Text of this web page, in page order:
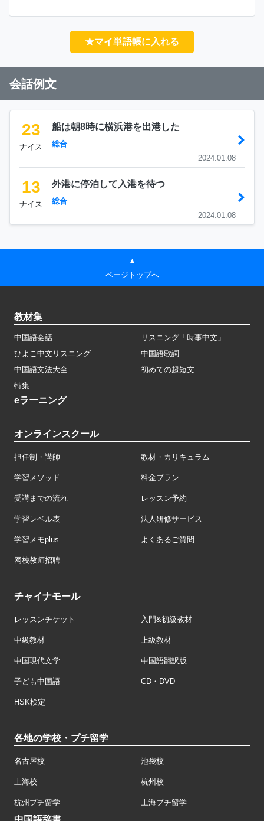
★マイ単語帳に入れる
会話例文
23
ナイス
船は朝8時に横浜港を出港した
総合
2024.01.08
13
ナイス
外港に停泊して入港を待つ
総合
2024.01.08
▲
ページトップへ
教材集
中国語会話
リスニング「時事中文」
ひよこ中文リスニング
中国語歌詞
中国語文法大全
初めての超短文
特集
eラーニング
オンラインスクール
担任制・講師 教材・カリキュラム
学習メソッド 料金プラン
受講までの流れ レッスン予約
学習レベル表 法人研修サービス
学習メモplus よくあるご質問
网校教师招聘
チャイナモール
レッスンチケット 入門&初級教材
中級教材 上級教材
中国現代文学 中国語翻訳版
子ども中国語 CD・DVD
HSK検定
各地の学校・プチ留学
名古屋校 池袋校
上海校 杭州校
杭州プチ留学 上海プチ留学